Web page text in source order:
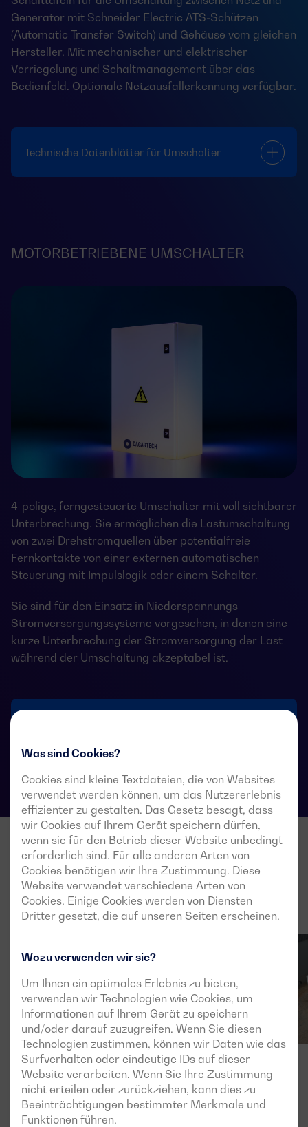
Was sind Cookies?
Cookies sind kleine Textdateien, die von Websites
verwendet werden können, um das Nutzererlebnis
effizienter zu gestalten. Das Gesetz besagt, dass
wir Cookies auf Ihrem Gerät speichern dürfen,
wenn sie für den Betrieb dieser Website unbedingt
erforderlich sind. Für alle anderen Arten von
Cookies benötigen wir Ihre Zustimmung. Diese
Website verwendet verschiedene Arten von
Cookies. Einige Cookies werden von Diensten
Dritter gesetzt, die auf unseren Seiten erscheinen.
Wozu verwenden wir sie?
Um Ihnen ein optimales Erlebnis zu bieten,
verwenden wir Technologien wie Cookies, um
Informationen auf Ihrem Gerät zu speichern
und/oder darauf zuzugreifen. Wenn Sie diesen
Technologien zustimmen, können wir Daten wie das
Surfverhalten oder eindeutige IDs auf dieser
Website verarbeiten. Wenn Sie Ihre Zustimmung
nicht erteilen oder zurückziehen, kann dies zu
Beeinträchtigungen bestimmter Merkmale und
Funktionen führen.
Generator mit Schneider Electric ATS-Schützen
(Automatic Transfer Switch) und Gehäuse vom gleichen
Hersteller. Mit mechanischer und elektrischer
Verriegelung und Schaltmanagement über das
Bedienfeld. Optionale Netzausfallerkennung verfügbar.
Technische Datenblätter für Umschalter
MOTORBETRIEBENE UMSCHALTER
4-polige, ferngesteuerte Umschalter mit voll sichtbarer
Unterbrechung. Sie ermöglichen die Lastumschaltung
von zwei Drehstromquellen über potentialfreie
Fernkontakte von einer externen automatischen
Steuerung mit Impulslogik oder einem Schalter.
Sie sind für den Einsatz in Niederspannungs-
Stromversorgungssysteme vorgesehen, in denen eine
kurze Unterbrechung der Stromversorgung der Last
während der Umschaltung akzeptabel ist.